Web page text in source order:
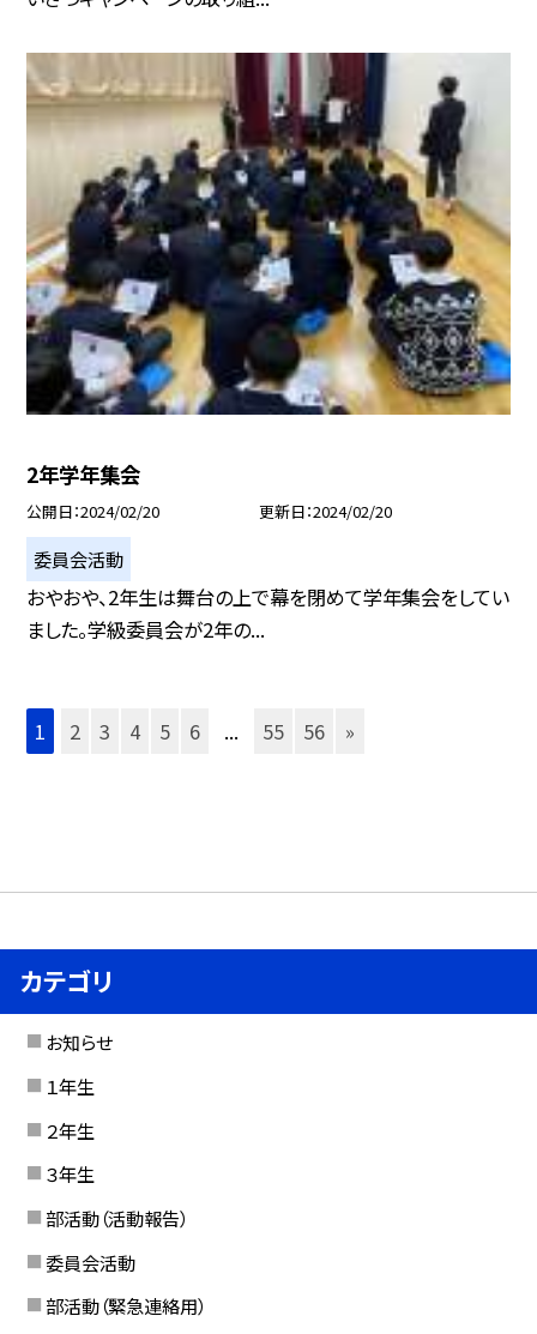
2年学年集会
公開日 2024/02/20 更新日 2024/02/20
委員会活動
おやおや、2年生は舞台の上で幕を閉めて学年集会をしてい
ました。学級委員会が2年の...
1 2 3 4 5 6 ... 55 56 »
カテゴリ
お知らせ
１年生
２年生
３年生
部活動（活動報告）
委員会活動
部活動（緊急連絡用）